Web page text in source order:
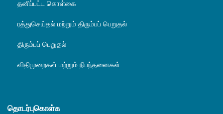
தனிப்பட்ட கொள்கை
ரத்துசெய்தல் மற்றும் திரும்பப் பெறுதல்
திரும்பப் பெறுதல்
விதிமுறைகள் மற்றும் நிபந்தனைகள்
தொடர்புகொள்க